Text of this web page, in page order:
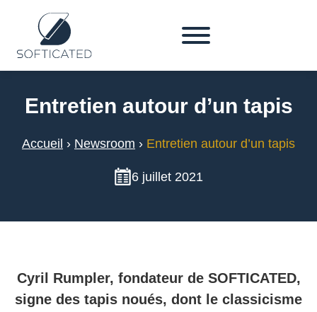
Entretien autour d’un tapis
Accueil › Newsroom › Entretien autour d’un tapis
6 juillet 2021
Cyril Rumpler, fondateur de SOFTICATED,
signe des tapis noués, dont le classicisme